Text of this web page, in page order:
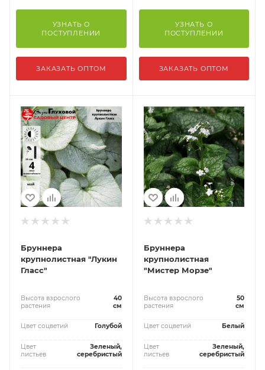
УЗНАТЬ О
ПОСТУПЛЕНИИ
ЗАКАЗАТЬ ОПТОМ
УЗНАТЬ О
ПОСТУПЛЕНИИ
ЗАКАЗАТЬ ОПТОМ
Бруннера
крупнолистная "Лукин
Гласс"
Высота взрослого
растения
40
см
Цвет соцветий Голубой
Цвет
листьев
Зеленый,
серебристый
Бруннера
крупнолистная
"Мистер Морзе"
Высота взрослого
растения
50
см
Цвет соцветий Белый
Цвет
листьев
Зеленый,
серебристый